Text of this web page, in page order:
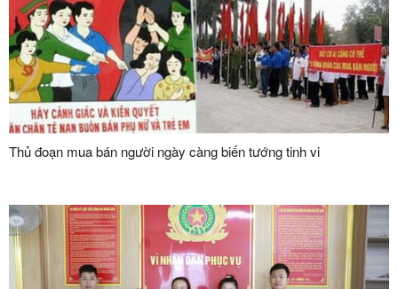
Thủ đoạn mua bán người ngày càng biến tướng tinh vi